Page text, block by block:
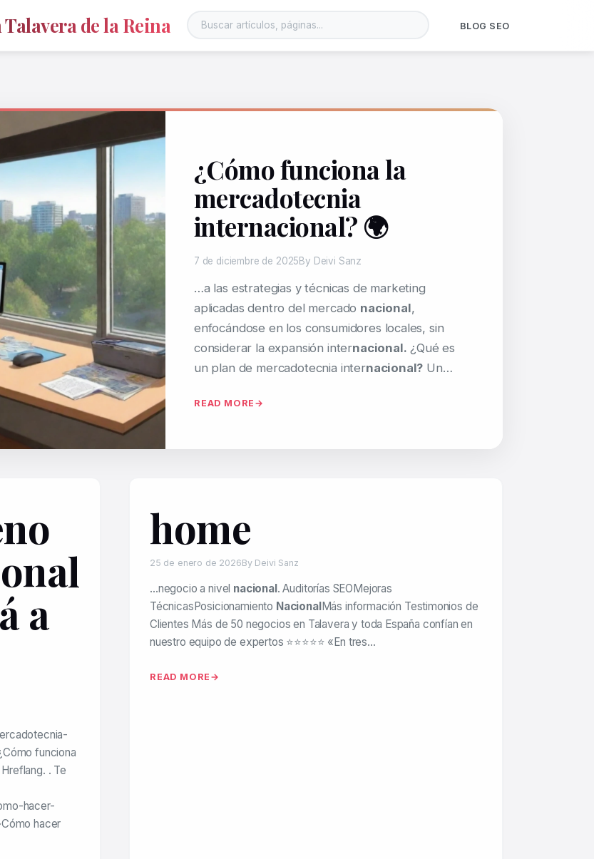
de la Reina BLOG SEO
¿Cómo funciona la
mercadotecnia
internacional? 🌍
7 de diciembre de 2025By Deivi Sanz
…a las estrategias y técnicas de marketing
aplicadas dentro del mercado nacional,
enfocándose en los consumidores locales, sin
considerar la expansión internacional. ¿Qué es
un plan de mercadotecnia internacional? Un…
READ MORE
a
funciona
. Te
hacer-
hacer
home
25 de enero de 2026By Deivi Sanz
…negocio a nivel nacional. Auditorías SEOMejoras
TécnicasPosicionamiento NacionalMás información Testimonios de
Clientes Más de 50 negocios en Talavera y toda España confían en
nuestro equipo de expertos ⭐⭐⭐⭐⭐ «En tres…
READ MORE